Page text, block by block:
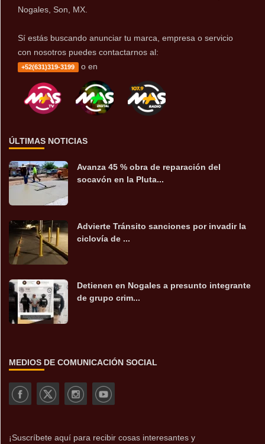
Nogales, Son, MX.
Sí estás buscando anunciar tu marca, empresa o servicio
con nosotros puedes contactarnos al:
+52(631)319-3199 o en
ÚLTIMAS NOTICIAS
Avanza 45 % obra de reparación del
socavón en la Pluta...
Advierte Tránsito sanciones por invadir la
ciclovía de ...
Detienen en Nogales a presunto integrante
de grupo crim...
MEDIOS DE COMUNICACIÓN SOCIAL
¡Suscríbete aquí para recibir cosas interesantes y